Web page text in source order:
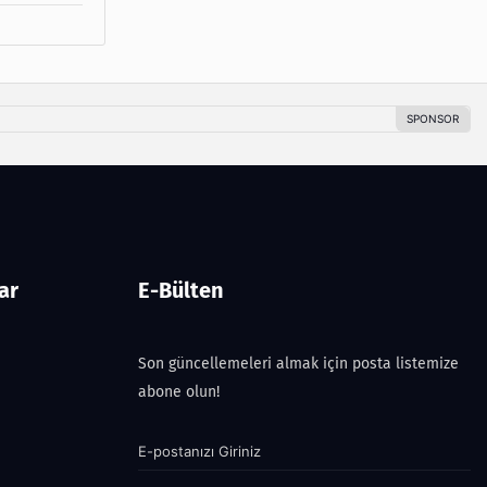
E-Bülten
Son güncellemeleri almak için posta listemize
abone olun!